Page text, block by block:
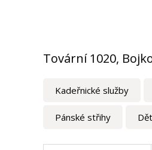
Tovární 1020,
Kadeřnické služby
Pánské střihy